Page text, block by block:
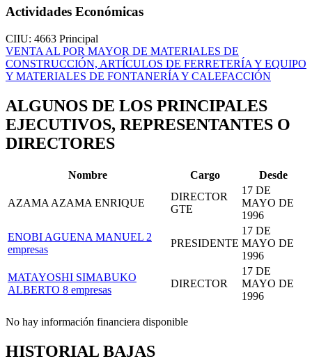
Actividades Económicas
CIIU: 4663 Principal
VENTA AL POR MAYOR DE MATERIALES DE
CONSTRUCCIÓN, ARTÍCULOS DE FERRETERÍA Y EQUIPO
Y MATERIALES DE FONTANERÍA Y CALEFACCIÓN
ALGUNOS DE LOS PRINCIPALES
EJECUTIVOS, REPRESENTANTES O
DIRECTORES
Nombre Cargo Desde
AZAMA AZAMA ENRIQUE
DIRECTOR
GTE
17 DE
MAYO DE
1996
ENOBI AGUENA MANUEL 2
empresas
PRESIDENTE
17 DE
MAYO DE
1996
MATAYOSHI SIMABUKO
ALBERTO 8 empresas
DIRECTOR
17 DE
MAYO DE
1996
No hay información financiera disponible
HISTORIAL BAJAS